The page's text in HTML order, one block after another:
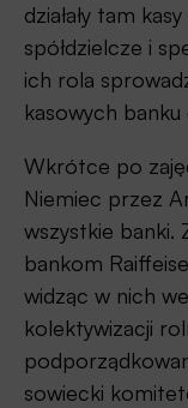
działały tam
spółdzielcze i
ich rola
kasowych
Wkrótce po
Niemiec przez
wszystkie banki.
bankom
widząc w nich
kolektywizacji
sowiecki